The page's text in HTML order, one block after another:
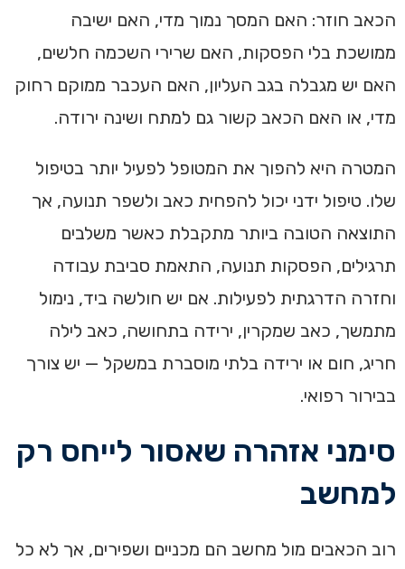
הכאב חוזר: האם המסך נמוך מדי, האם ישיבה
ממושכת בלי הפסקות, האם שרירי השכמה חלשים,
האם יש מגבלה בגב העליון, האם העכבר ממוקם רחוק
מדי, או האם הכאב קשור גם למתח ושינה ירודה.
המטרה היא להפוך את המטופל לפעיל יותר בטיפול
שלו. טיפול ידני יכול להפחית כאב ולשפר תנועה, אך
התוצאה הטובה ביותר מתקבלת כאשר משלבים
תרגילים, הפסקות תנועה, התאמת סביבת עבודה
וחזרה הדרגתית לפעילות. אם יש חולשה ביד, נימול
מתמשך, כאב שמקרין, ירידה בתחושה, כאב לילה
חריג, חום או ירידה בלתי מוסברת במשקל — יש צורך
בבירור רפואי.
סימני אזהרה שאסור לייחס רק
למחשב
רוב הכאבים מול מחשב הם מכניים ושפירים, אך לא כל